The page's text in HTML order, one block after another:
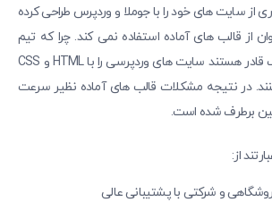
از سایت های خود را با جوملا و وردپرس طراحی کرده
از قالب های آماده استفاده نمی کند. چرا که تیم
متخصص شرکت دارکوب قادر هستند سایت های وردپرسی را با HTML و CSS
در نتیجه مشکلات قالب های آماده نظیر سرعت
برطرف شده است.
از:
و شرکتی با پشتیبانی عالی